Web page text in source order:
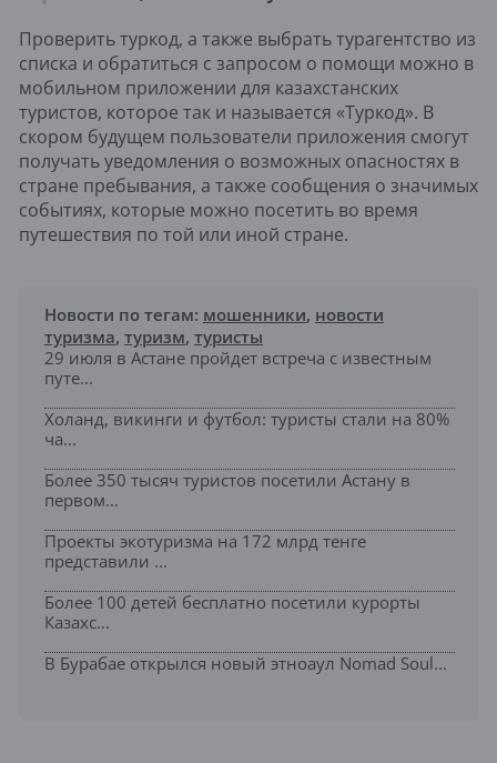
​​Проверить туркод, а также выбрать турагентство из
списка и обратиться с запросом о помощи можно в
мобильном приложении для казахстанских
туристов, которое так и называется «Туркод». В
скором будущем пользователи приложения смогут
получать уведомления о возможных опасностях в
стране пребывания, а также сообщения о значимых
событиях, которые можно посетить во время
путешествия по той или иной стране.
Новости по тегам: мошенники, новости
туризма, туризм, туристы
29 июля в Астане пройдет встреча с известным
путе...
Холанд, викинги и футбол: туристы стали на 80%
ча...
Более 350 тысяч туристов посетили Астану в
первом...
Проекты экотуризма на 172 млрд тенге
представили ...
Более 100 детей бесплатно посетили курорты
Казахс...
В Бурабае открылся новый этноаул Nomad Soul...